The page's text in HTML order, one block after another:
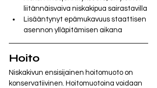
liitännäisvaiva niskakipua sairastavilla
Lisääntynyt epämukavuus staattisen
asennon ylläpitämisen aikana
Hoito
Niskakivun ensisijainen hoitomuoto on
konservatiivinen. Hoitomuotoina voidaan